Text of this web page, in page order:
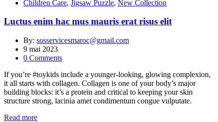
Children Care, Jigsaw Puzzle, New Collection
Luctus enim hac mus mauris erat risus elit
By: sosservicesmaroc@gmail.com
9 mai 2023
0 Comments
If you’re #toykids include a younger-looking, glowing complexion,
it all starts with collagen. Collagen is one of your body’s major
building blocks: it’s a protein and critical to keeping your skin
structure strong, lacinia amet condimentum congue vulputate.
Read more